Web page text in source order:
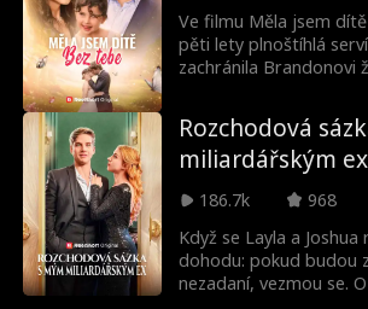
Ve filmu Měla jsem
pěti lety plnoštíhlá
zachránila Brandonovi
vrací, štíhlejší a k
je uzavřený CEO, který
Rozchodová
miliardářským ex
186.7k
968
Když se Layla a
dohodu: pokud budou
nezadaní, vezmou se.